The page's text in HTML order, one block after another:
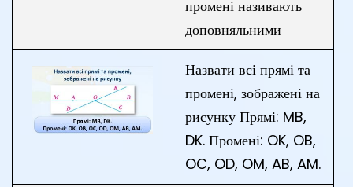
промені називають
доповняльними
Назвати всі прямі та
промені, зображені на
рисунку Прямі: MB,
DK. Промені: OK, OB,
OC, OD, OM, AB, AM.